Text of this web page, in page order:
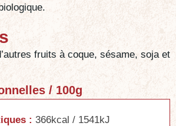
fruits à coque, sésame, soja et
/ 100g
: 366kcal / 1541kJ